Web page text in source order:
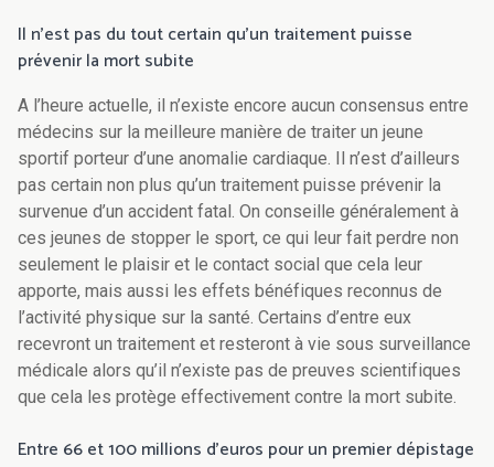
Il n’est pas du tout certain qu’un traitement puisse
prévenir la mort subite
A l’heure actuelle, il n’existe encore aucun consensus entre
médecins sur la meilleure manière de traiter un jeune
sportif porteur d’une anomalie cardiaque. Il n’est d’ailleurs
pas certain non plus qu’un traitement puisse prévenir la
survenue d’un accident fatal. On conseille généralement à
ces jeunes de stopper le sport, ce qui leur fait perdre non
seulement le plaisir et le contact social que cela leur
apporte, mais aussi les effets bénéfiques reconnus de
l’activité physique sur la santé. Certains d’entre eux
recevront un traitement et resteront à vie sous surveillance
médicale alors qu’il n’existe pas de preuves scientifiques
que cela les protège effectivement contre la mort subite.
Entre 66 et 100 millions d’euros pour un premier dépistage